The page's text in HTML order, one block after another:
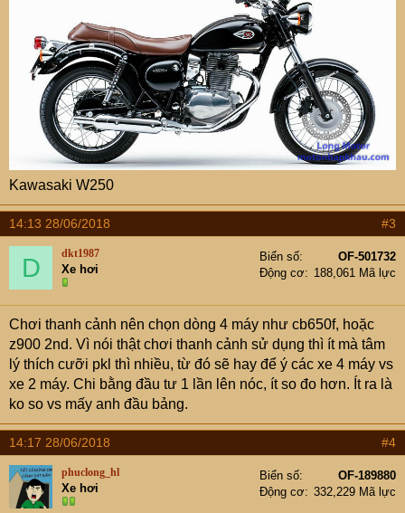
Kawasaki W250
14:13 28/06/2018 #3
D dkt1987
Xe hơi
Biển số
OF-501732
Động cơ
188,061 Mã lực
Chơi thanh cảnh nên chọn dòng 4 máy như cb650f, hoặc
z900 2nd. Vì nói thật chơi thanh cảnh sử dụng thì ít mà tâm
lý thích cưỡi pkl thì nhiều, từ đó sẽ hay để ý các xe 4 máy vs
xe 2 máy. Chi bằng đầu tư 1 lần lên nóc, ít so đo hơn. Ít ra là
ko so vs mấy anh đầu bảng.
14:17 28/06/2018 #4
phuclong_hl
Xe hơi
Biển số
OF-189880
Động cơ
332,229 Mã lực